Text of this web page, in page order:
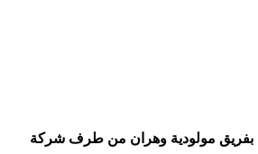
بفريق مولودية وهران من طرف شركة